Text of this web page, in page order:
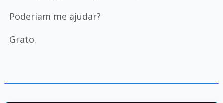
Poderiam me ajudar?
Grato.